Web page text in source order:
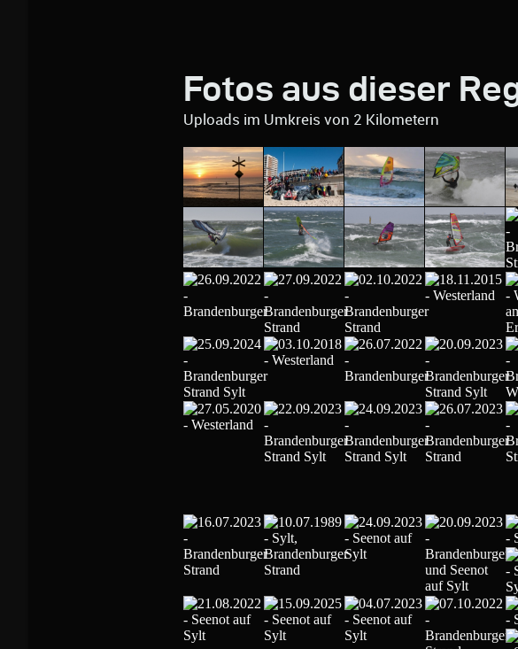
Fotos aus dieser
Uploads im Umkreis von 2 Kilometern